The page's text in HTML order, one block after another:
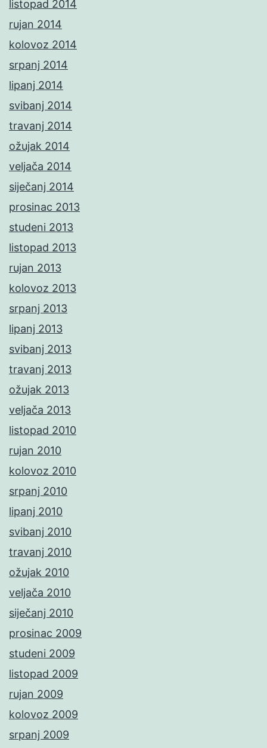
listopad 2014
rujan 2014
kolovoz 2014
srpanj 2014
lipanj 2014
svibanj 2014
travanj 2014
ožujak 2014
veljača 2014
siječanj 2014
prosinac 2013
studeni 2013
listopad 2013
rujan 2013
kolovoz 2013
srpanj 2013
lipanj 2013
svibanj 2013
travanj 2013
ožujak 2013
veljača 2013
listopad 2010
rujan 2010
kolovoz 2010
srpanj 2010
lipanj 2010
svibanj 2010
travanj 2010
ožujak 2010
veljača 2010
siječanj 2010
prosinac 2009
studeni 2009
listopad 2009
rujan 2009
kolovoz 2009
srpanj 2009